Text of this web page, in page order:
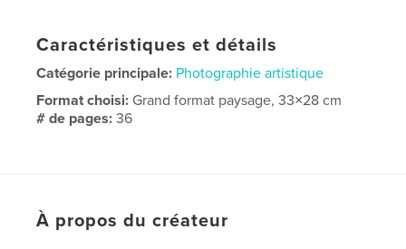
Caractéristiques et détails
Catégorie principale: Photographie artistique
Format choisi: Grand format paysage, 33×28 cm
# de pages:36
landscapes , people
À propos du créateur